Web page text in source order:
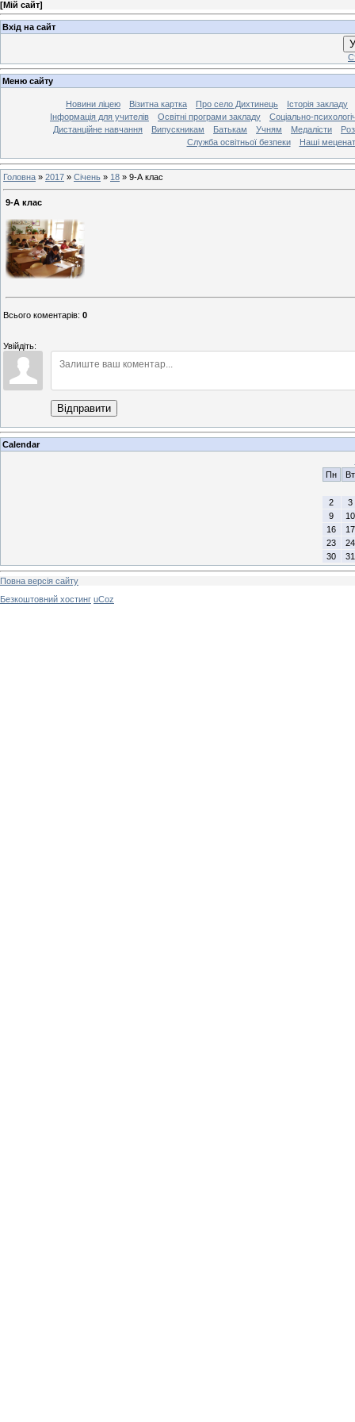
[Мій сайт]
Вхід на сайт
Меню сайту
Новини ліцею Візитна картка Про село Дихтинець
Історія закладу
Інформація для учителів
Освітні програми закладу
Соціально-
Дистанційне навчання
Випускникам Батькам Учням Медалісти
Служба освітньої безпеки
Наші
Головна » 2017 » Січень » 18 » 9-А клас
9-А клас
Всього коментарів: 0
Увійдіть:
Відправити
Calendar
Пн
Вт
2
3
9
10
16
17
23
24
30
31
Повна версія сайту
Безкоштовний хостинг uCoz